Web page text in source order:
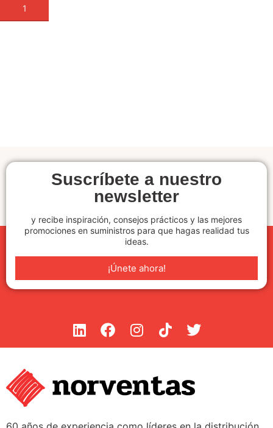
AÑADIR A LA CESTA
Suscríbete a nuestro
newsletter
y recibe inspiración, consejos prácticos y las mejores
promociones en suministros para que hagas realidad tus
ideas.
¡Únete ahora!